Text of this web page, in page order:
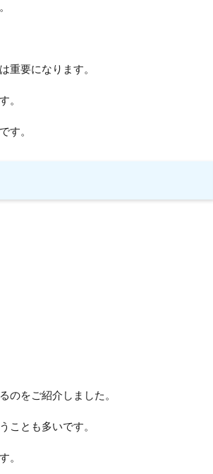
重要になります。
。
す。
のをご紹介しました。
ことも多いです。
。